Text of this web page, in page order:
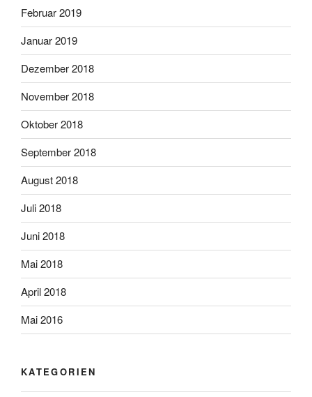
Februar 2019
Januar 2019
Dezember 2018
November 2018
Oktober 2018
September 2018
August 2018
Juli 2018
Juni 2018
Mai 2018
April 2018
Mai 2016
KATEGORIEN